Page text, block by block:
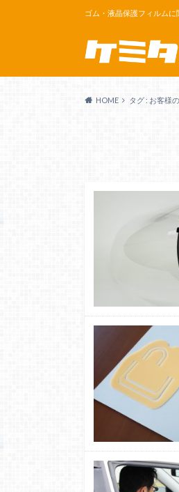
ゴム・液晶保護フィルム
HOME タグ : お客様